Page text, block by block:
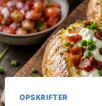
OPSKRIFTER